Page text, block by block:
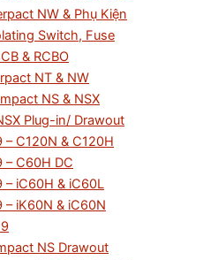
NW & Phụ Kiện
Switch, Fuse
& RCBO
NT & NW
NS & NSX
Plug-in/ Drawout
– C120N & C120H
– C60H DC
– iC60H & iC60L
– iK60N & iC60N
NS Drawout